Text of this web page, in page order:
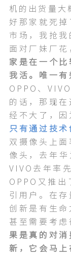
机的出货量大
好那家就死掉
市场，我抢
面对厂妹厂花
家是在一个
我活。唯一
OPPO、
的话，那现
经不大了，因
只有通过技术
双摄像头上
像头，去年华
VIVO去年率
OPPO又推出
引用户。在
创新是有生命
甚至需要考虑
果是真的对消
新，它会马